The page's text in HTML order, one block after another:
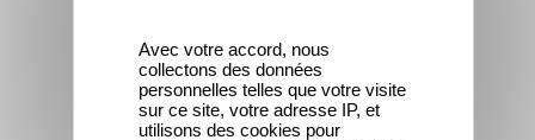
Avec votre accord, nous
collectons des données
personnelles telles que votre visite
sur ce site, votre adresse IP, et
utilisons des cookies pour